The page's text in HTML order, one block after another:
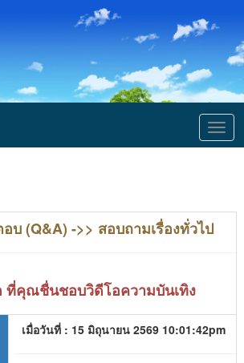
บ (Q&A) ->> สอบถามเรื่องทั่วไป
ที่คุณชื่นชอบวิดีโอความบันเทิง
เมื่อวันที่ : 15 มิถุนายน 2569 10:01:42pm